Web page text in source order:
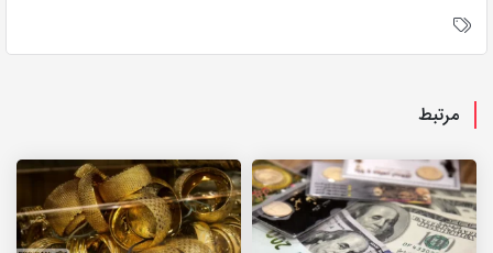
مرتبط